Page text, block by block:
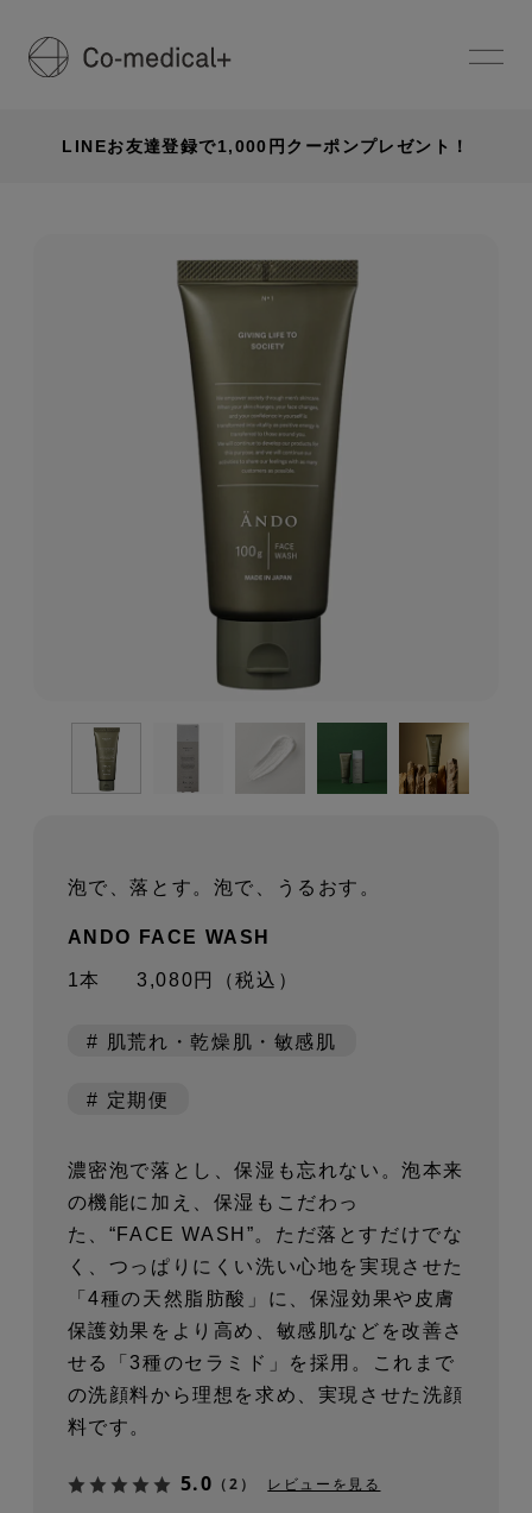
LINEお友達登録で1,000円クーポンプレゼント！
泡で、落とす。泡で、うるおす。
ANDO FACE WASH
1本 3,080円（税込）
# 肌荒れ・乾燥肌・敏感肌
# 定期便
濃密泡で落とし、保湿も忘れない。泡本来
の機能に加え、保湿もこだわっ
た、“FACE WASH”。ただ落とすだけでな
く、つっぱりにくい洗い心地を実現させた
「4種の天然脂肪酸」に、保湿効果や皮膚
保護効果をより高め、敏感肌などを改善さ
せる「3種のセラミド」を採用。これまで
の洗顔料から理想を求め、実現させた洗顔
料です。
5.0 （2） レビューを見る